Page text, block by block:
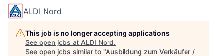
ALDI Nord
This job is no longer accepting applications
See open jobs at ALDI Nord.
See open jobs similar to "Ausbildung zum Verkäufer /